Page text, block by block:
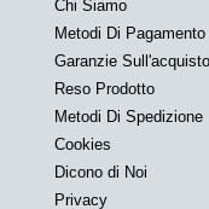
Chi Siamo
Metodi Di Pagamento
Garanzie Sull'acquisto
Reso Prodotto
Metodi Di Spedizione
Cookies
Dicono di Noi
Privacy